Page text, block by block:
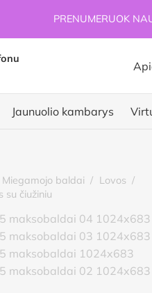
PRENUMERUOK
Jaunuolio kambarys
Miegamojo baldai / Lovos /
su čiužiniu